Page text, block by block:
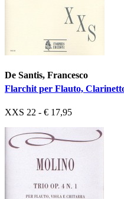
De Santis, Francesco
Flarchit per Flauto,
XXS 22 - € 17,95